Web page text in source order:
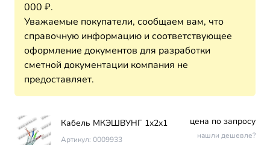
000 ₽.
Уважаемые покупатели, сообщаем вам, что
справочную информацию и соответствующее
оформление документов для разработки
сметной документации компания не
предоставляет.
Кабель МКЭШВУНГ 1х2х1
Артикул: 0009933
цена по запросу
нашли дешевле?